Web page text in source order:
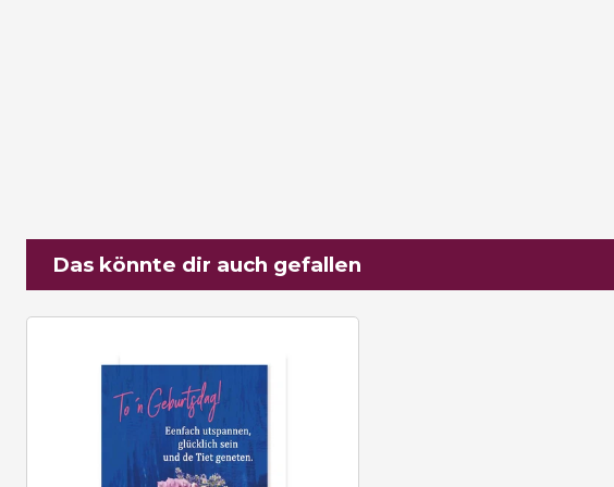
Das könnte dir auch gefallen